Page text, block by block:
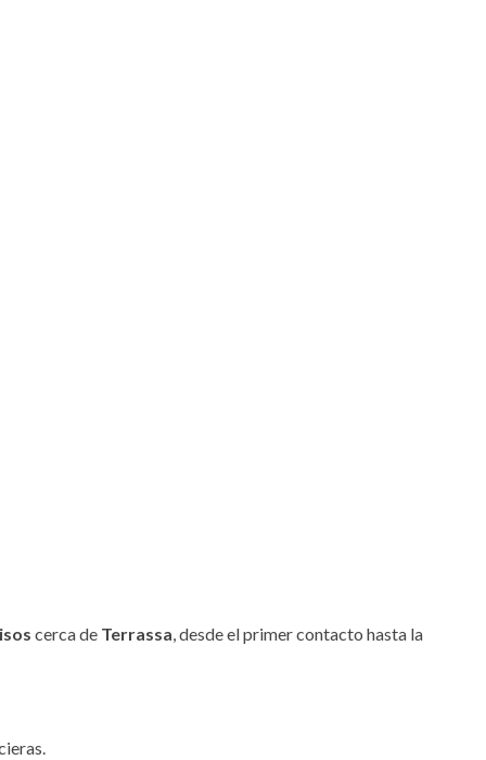
cerca de Terrassa, desde el primer contacto hasta la